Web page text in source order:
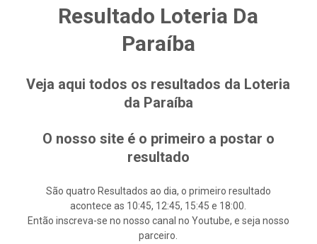
Resultado Loteria Da
Paraíba
Veja aqui todos os resultados da Loteria
da Paraíba
O nosso site é o primeiro a postar o
resultado
São quatro Resultados ao dia, o primeiro resultado
acontece as 10:45, 12:45, 15:45 e 18:00.
Então inscreva-se no nosso canal no Youtube, e seja nosso
parceiro.